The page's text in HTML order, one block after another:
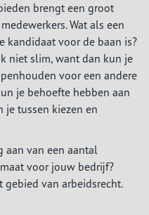
brengt een groot
Wat als een
kandidaat voor de baan is?
niet slim, want dan kun je
voor een andere
je behoefte hebben aan
je tussen kiezen en
aan van een aantal
voor jouw bedrijf?
gebied van arbeidsrecht.